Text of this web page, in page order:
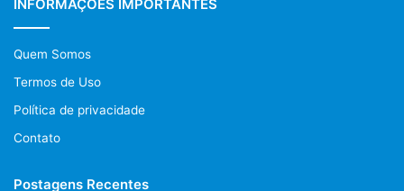
INFORMAÇÕES IMPORTANTES
Quem Somos
Termos de Uso
Política de privacidade
Contato
Postagens Recentes